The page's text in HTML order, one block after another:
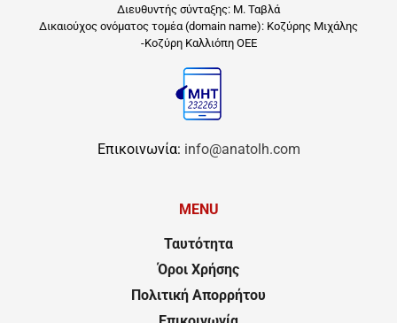
Διευθυντής σύνταξης: Μ. Ταβλά
Δικαιούχος ονόματος τομέα (domain name): Κοζύρης Μιχάλης
-Κοζύρη Καλλιόπη ΟΕΕ
Επικοινωνία: info@anatolh.com
MENU
Ταυτότητα
Όροι Χρήσης
Πολιτική Απορρήτου